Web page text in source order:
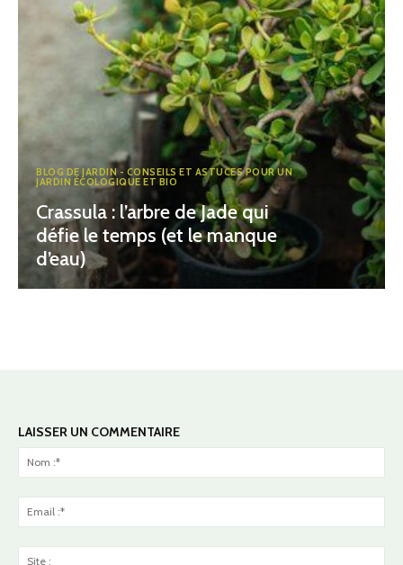
BLOG DE JARDIN - CONSEILS ET ASTUCES POUR UN
JARDIN ÉCOLOGIQUE ET BIO
Crassula : l’arbre de Jade qui
défie le temps (et le manque
d’eau)
LAISSER UN COMMENTAIRE